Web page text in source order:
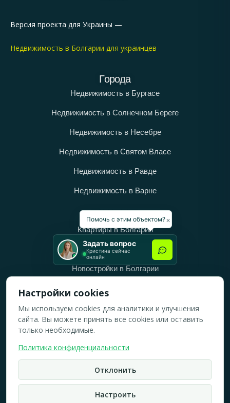
Версия проекта для Украины —
Недвижимость в Болгарии для украинцев
Города
Недвижимость в Бургасе
Недвижимость в Солнечном Береге
Недвижимость в Несебре
Недвижимость в Святом Власе
Недвижимость в Равде
Недвижимость в Варне
Категории
Квартиры в Болгарии
Дома в Болгарии
Новостройки в Болгарии
Вторичное жильё в Болгарии
Рабочее время
ПН-ПТ: 10:00 — 18:00
ВС: Выходной
2019-2026 © Все права защищены.
Политика конфидициальности
×
Помочь с этим объектом?
Задать вопрос
Кристина сейчас
онлайн
Настройки cookies
Мы используем cookies для аналитики и улучшения
сайта. Вы можете принять все cookies или оставить
только необходимые.
Политика конфиденциальности
Отклонить
Настроить